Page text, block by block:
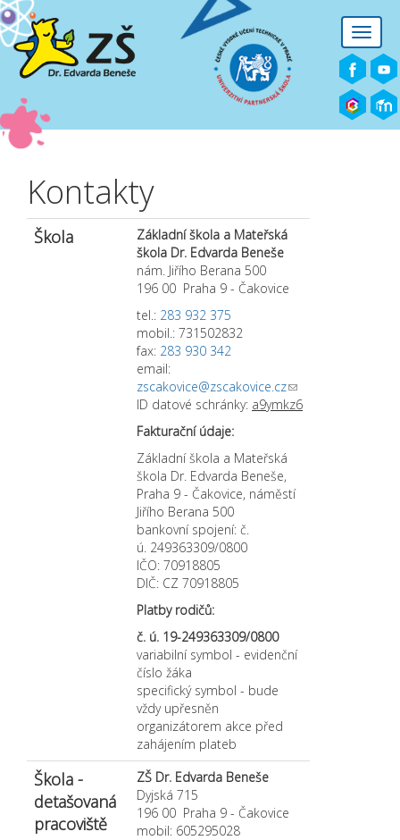
Přejít k hlavnímu obsahu
Toggle
Kontakty
Škola
Základní škola a Mateřská
škola Dr. Edvarda Beneše
nám. Jiřího Berana 500
196 00 Praha 9 - Čakovice
tel.: 283 932 375
mobil.: 731502832
fax: 283 930 342
email:
zscakovice@zscakovice.cz(link sends e-
mail)
ID datové schránky: a9ymkz6
Fakturační údaje:
Základní škola a Mateřská
škola Dr. Edvarda Beneše,
Praha 9 - Čakovice, náměstí
Jiřího Berana 500
bankovní spojení: č.
ú. 249363309/0800
IČO: 70918805
DIČ: CZ 70918805
Platby rodičů:
č. ú. 19-249363309/0800
variabilní symbol - evidenční
číslo žáka
specifický symbol - bude
vždy upřesněn
organizátorem akce před
zahájením plateb
Škola -
detašovaná
pracoviště
ZŠ Dr. Edvarda Beneše
Dyjská 715
196 00 Praha 9 - Čakovice
mobil: 605295028